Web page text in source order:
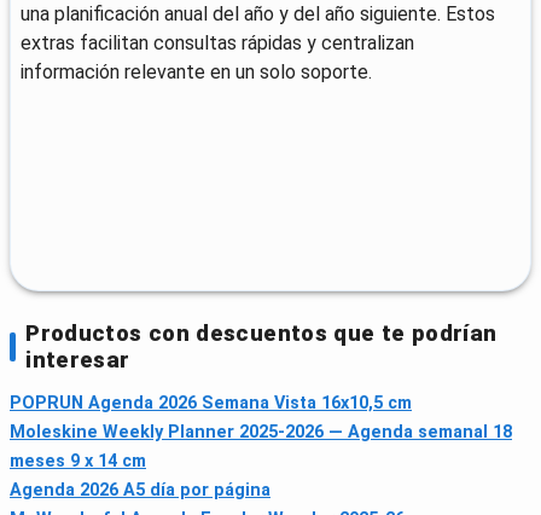
una planificación anual del año y del año siguiente. Estos
extras facilitan consultas rápidas y centralizan
información relevante en un solo soporte.
Productos con descuentos que te podrían
interesar
POPRUN Agenda 2026 Semana Vista 16x10,5 cm
Moleskine Weekly Planner 2025-2026 — Agenda semanal 18
meses 9 x 14 cm
Agenda 2026 A5 día por página